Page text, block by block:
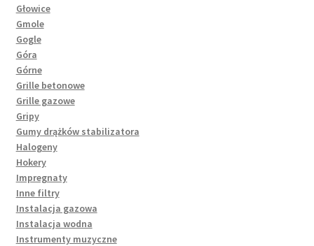
Głowice
Gmole
Gogle
Góra
Górne
Grille betonowe
Grille gazowe
Gripy
Gumy drążków stabilizatora
Halogeny
Hokery
Impregnaty
Inne filtry
Instalacja gazowa
Instalacja wodna
Instrumenty muzyczne